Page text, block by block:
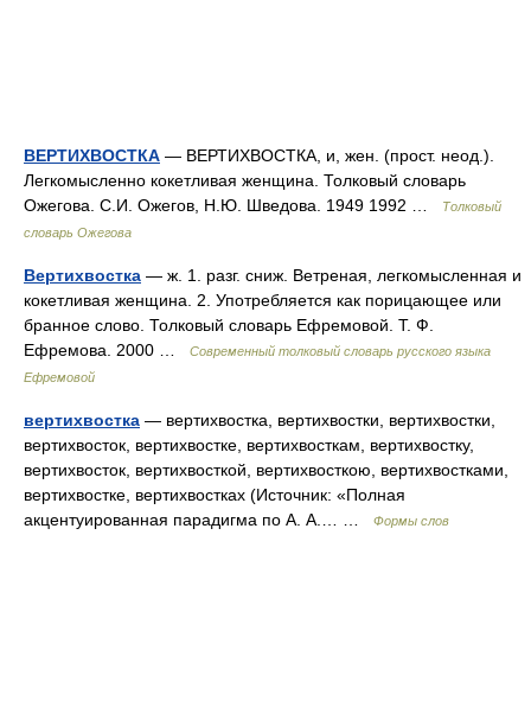
ВЕРТИХВОСТКА — ВЕРТИХВОСТКА, и, жен. (прост. неод.).
Легкомысленно кокетливая женщина. Толковый словарь
Ожегова. С.И. Ожегов, Н.Ю. Шведова. 1949 1992 …
Толковый
словарь Ожегова
Вертихвостка — ж. 1. разг. сниж. Ветреная, легкомысленная и
кокетливая женщина. 2. Употребляется как порицающее или
бранное слово. Толковый словарь Ефремовой. Т. Ф.
Ефремова. 2000 …
Современный толковый словарь русского языка
Ефремовой
вертихвостка — вертихвостка, вертихвостки, вертихвостки,
вертихвосток, вертихвостке, вертихвосткам, вертихвостку,
вертихвосток, вертихвосткой, вертихвосткою, вертихвостками,
вертихвостке, вертихвостках (Источник: «Полная
акцентуированная парадигма по А. А.… …
Формы слов